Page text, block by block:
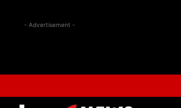
- Advertisement -